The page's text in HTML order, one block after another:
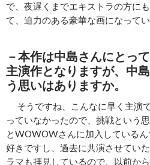
で、夜遅くまでエキストラの方に
て、迫力のある豪華な画になってい
－本作は中島さんにとって
主演作となりますが、中
う思いはありますか。
そうですね、こんなに早く主演
っていなかったので、挑戦という
とWOWOWさんに加入している
好きですし、過去に共演させてい
ラマも拝見しているので、以前か